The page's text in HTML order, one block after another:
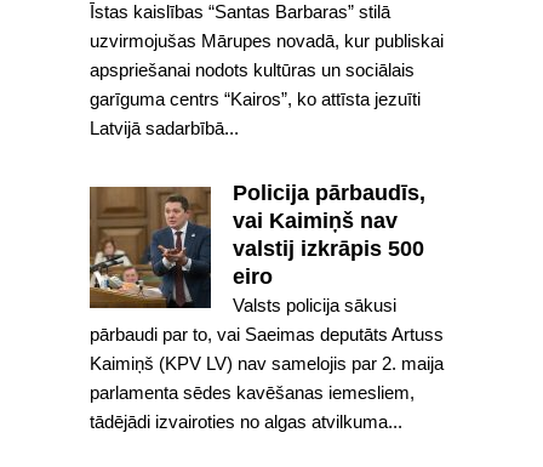
Īstas kaislības “Santas Barbaras” stilā
uzvirmojušas Mārupes novadā, kur publiskai
apspriešanai nodots kultūras un sociālais
garīguma centrs “Kairos”, ko attīsta jezuīti
Latvijā sadarbībā...
Policija pārbaudīs,
vai Kaimiņš nav
valstij izkrāpis 500
eiro
Valsts policija sākusi
pārbaudi par to, vai Saeimas deputāts Artuss
Kaimiņš (KPV LV) nav samelojis par 2. maija
parlamenta sēdes kavēšanas iemesliem,
tādējādi izvairoties no algas atvilkuma...